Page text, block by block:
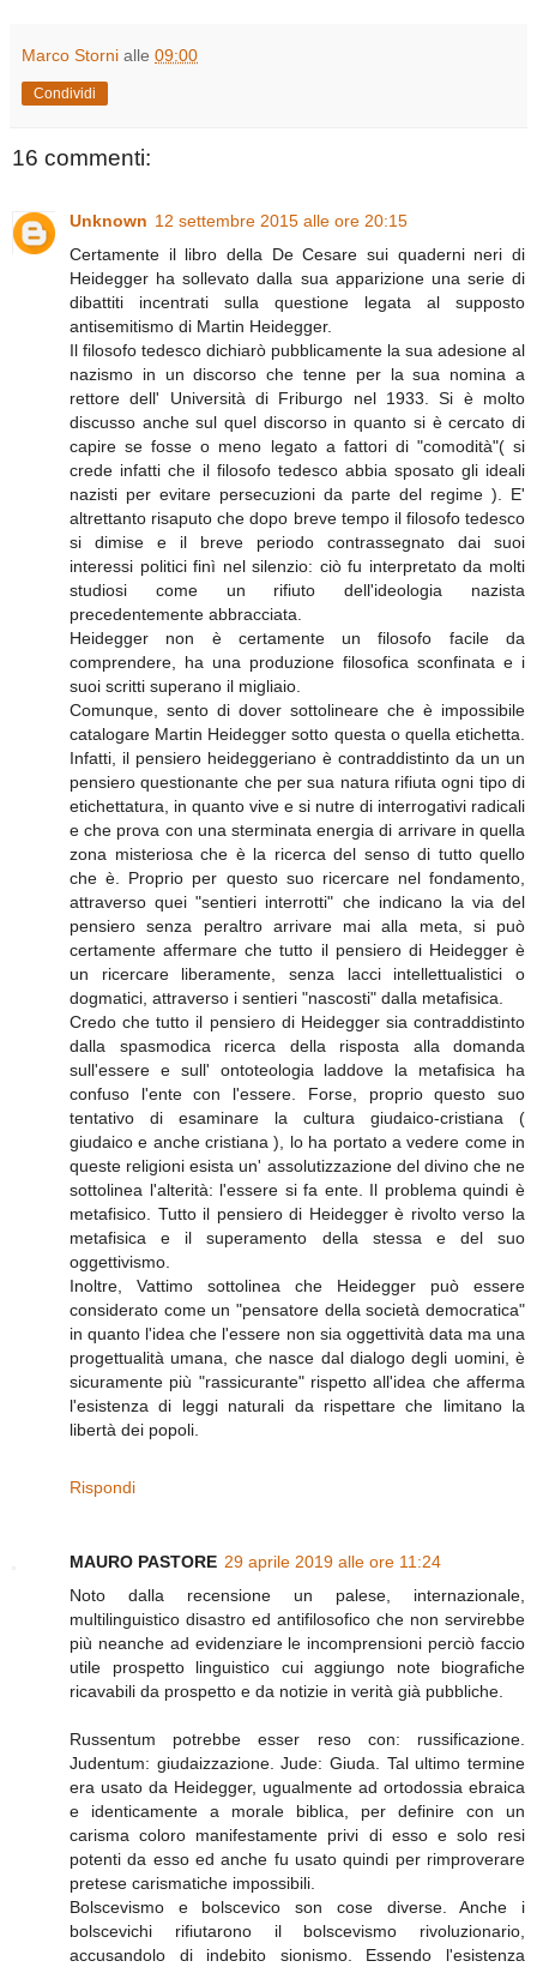
Marco Storni alle 09:00
Condividi
16 commenti:
Unknown 12 settembre 2015 alle ore 20:15
Certamente il libro della De Cesare sui quaderni neri di
Heidegger ha sollevato dalla sua apparizione una serie di
dibattiti incentrati sulla questione legata al supposto
antisemitismo di Martin Heidegger.
Il filosofo tedesco dichiarò pubblicamente la sua adesione al
nazismo in un discorso che tenne per la sua nomina a
rettore dell' Università di Friburgo nel 1933. Si è molto
discusso anche sul quel discorso in quanto si è cercato di
capire se fosse o meno legato a fattori di "comodità"( si
crede infatti che il filosofo tedesco abbia sposato gli ideali
nazisti per evitare persecuzioni da parte del regime ). E'
altrettanto risaputo che dopo breve tempo il filosofo tedesco
si dimise e il breve periodo contrassegnato dai suoi
interessi politici finì nel silenzio: ciò fu interpretato da molti
studiosi come un rifiuto dell'ideologia nazista
precedentemente abbracciata.
Heidegger non è certamente un filosofo facile da
comprendere, ha una produzione filosofica sconfinata e i
suoi scritti superano il migliaio.
Comunque, sento di dover sottolineare che è impossibile
catalogare Martin Heidegger sotto questa o quella etichetta.
Infatti, il pensiero heideggeriano è contraddistinto da un un
pensiero questionante che per sua natura rifiuta ogni tipo di
etichettatura, in quanto vive e si nutre di interrogativi radicali
e che prova con una sterminata energia di arrivare in quella
zona misteriosa che è la ricerca del senso di tutto quello
che è. Proprio per questo suo ricercare nel fondamento,
attraverso quei "sentieri interrotti" che indicano la via del
pensiero senza peraltro arrivare mai alla meta, si può
certamente affermare che tutto il pensiero di Heidegger è
un ricercare liberamente, senza lacci intellettualistici o
dogmatici, attraverso i sentieri "nascosti" dalla metafisica.
Credo che tutto il pensiero di Heidegger sia contraddistinto
dalla spasmodica ricerca della risposta alla domanda
sull'essere e sull' ontoteologia laddove la metafisica ha
confuso l'ente con l'essere. Forse, proprio questo suo
tentativo di esaminare la cultura giudaico-cristiana (
giudaico e anche cristiana ), lo ha portato a vedere come in
queste religioni esista un' assolutizzazione del divino che ne
sottolinea l'alterità: l'essere si fa ente. Il problema quindi è
metafisico. Tutto il pensiero di Heidegger è rivolto verso la
metafisica e il superamento della stessa e del suo
oggettivismo.
Inoltre, Vattimo sottolinea che Heidegger può essere
considerato come un "pensatore della società democratica"
in quanto l'idea che l'essere non sia oggettività data ma una
progettualità umana, che nasce dal dialogo degli uomini, è
sicuramente più "rassicurante" rispetto all'idea che afferma
l'esistenza di leggi naturali da rispettare che limitano la
libertà dei popoli.
Rispondi
MAURO PASTORE 29 aprile 2019 alle ore 11:24
Noto dalla recensione un palese, internazionale,
multilinguistico disastro ed antifilosofico che non servirebbe
più neanche ad evidenziare le incomprensioni perciò faccio
utile prospetto linguistico cui aggiungo note biografiche
ricavabili da prospetto e da notizie in verità già pubbliche.
Russentum potrebbe esser reso con: russificazione.
Judentum: giudaizzazione. Jude: Giuda. Tal ultimo termine
era usato da Heidegger, ugualmente ad ortodossia ebraica
e identicamente a morale biblica, per definire con un
carisma coloro manifestamente privi di esso e solo resi
potenti da esso ed anche fu usato quindi per rimproverare
pretese carismatiche impossibili.
Bolscevismo e bolscevico son cose diverse. Anche i
bolscevichi rifiutarono il bolscevismo rivoluzionario,
accusandolo di indebito sionismo. Essendo l'esistenza